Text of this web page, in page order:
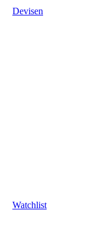
Devisen
Watchlist